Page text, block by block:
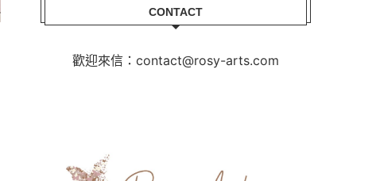
CONTACT
歡迎來信：contact@rosy-arts.com